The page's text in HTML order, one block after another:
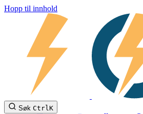
Hopp til innhold
Søk CtrlK